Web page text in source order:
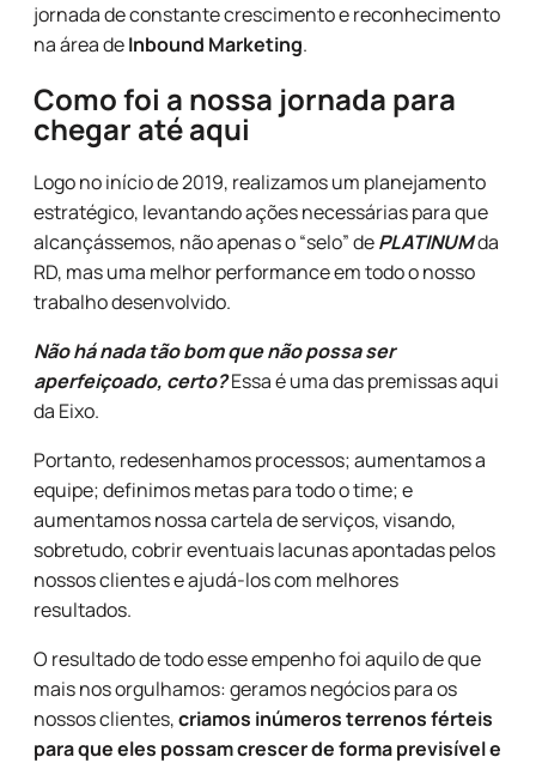
jornada de constante crescimento e reconhecimento
na área deInbound Marketing.
Como foi a nossa jornada para
chegar até aqui
Logo no início de 2019, realizamos um planejamento
estratégico, levantando ações necessárias para que
alcançássemos, não apenas o “selo” dePLATINUMda
RD, mas uma melhor performance em todo o nosso
trabalho desenvolvido.
Não há nada tão bom que não possa ser
aperfeiçoado, certo?Essa é uma das premissas aqui
da Eixo.
Portanto, redesenhamos processos; aumentamos a
equipe; definimos metas para todo o time; e
aumentamos nossa cartela de serviços, visando,
sobretudo, cobrir eventuais lacunas apontadas pelos
nossos clientes e ajudá-los com melhores
resultados.
O resultado de todo esse empenho foi aquilo de que
mais nos orgulhamos: geramos negócios para os
nossos clientes,criamos inúmeros terrenos férteis
para que eles possam crescer de forma previsível e